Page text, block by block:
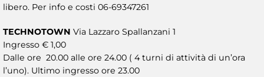
libero. Per info e costi 06-69347261
TECHNOTOWN Via Lazzaro Spallanzani 1
Ingresso € 1,00
Dalle ore 20.00 alle ore 24.00 ( 4 turni di attività di un’ora
l’uno). Ultimo ingresso ore 23.00